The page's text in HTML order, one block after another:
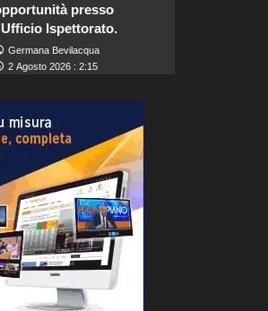
presso
Ispettorato.
Germana Bevilacqua
2 Agosto 2026 : 2:15